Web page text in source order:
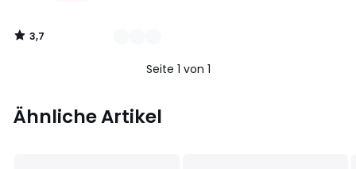
3,7
/
Seite 1 von 1
Ähnliche Artikel